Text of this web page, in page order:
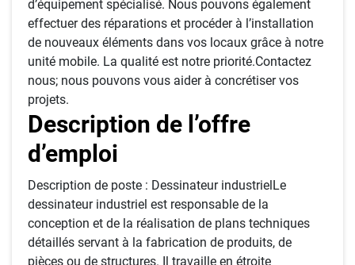
d’équipement spécialisé. Nous pouvons également
effectuer des réparations et procéder à l’installation
de nouveaux éléments dans vos locaux grâce à notre
unité mobile. La qualité est notre priorité.Contactez
nous; nous pouvons vous aider à concrétiser vos
projets.
Description de l’offre
d’emploi
Description de poste : Dessinateur industrielLe
dessinateur industriel est responsable de la
conception et de la réalisation de plans techniques
détaillés servant à la fabrication de produits, de
pièces ou de structures. Il travaille en étroite